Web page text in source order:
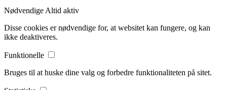
Nødvendige Altid aktiv
Disse cookies er nødvendige for, at websitet kan fungere, og kan
ikke deaktiveres.
Funktionelle
Bruges til at huske dine valg og forbedre funktionaliteten på sitet.